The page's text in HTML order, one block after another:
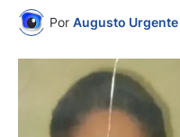
Por Augusto Urgente